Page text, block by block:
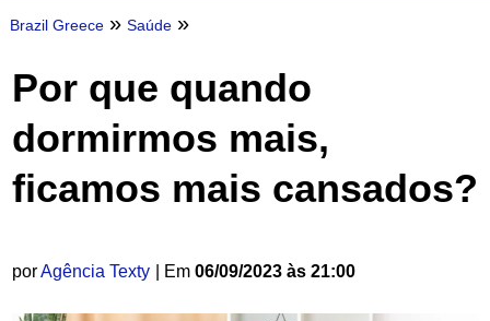
Brazil Greece » Saúde »
Por que quando
dormirmos mais,
ficamos mais cansados?
porAgência Texty | Em 06/09/2023 às 21:00